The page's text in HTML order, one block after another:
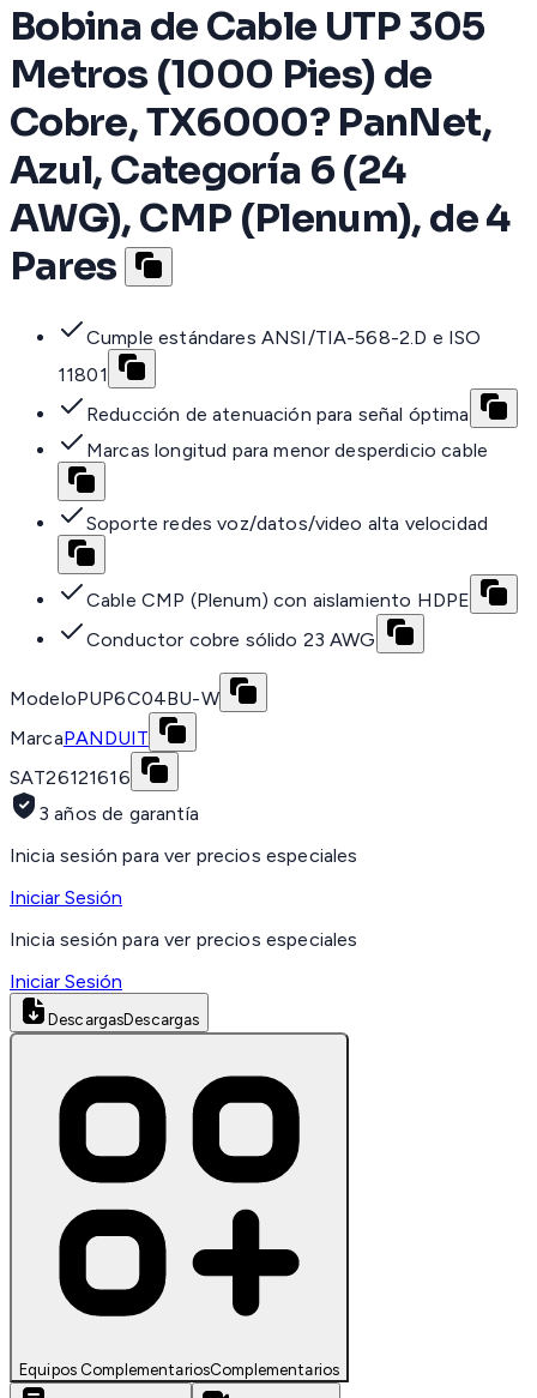
Bobina de Cable UTP 305
Metros (1000 Pies) de
Cobre, TX6000? PanNet,
Azul, Categoría 6 (24
AWG), CMP (Plenum), de 4
Pares
Cumple estándares ANSI/TIA-568-2.D e ISO
11801
Reducción de atenuación para señal óptima
Marcas longitud para menor desperdicio cable
Soporte redes voz/datos/video alta velocidad
Cable CMP (Plenum) con aislamiento HDPE
Conductor cobre sólido 23 AWG
ModeloPUP6C04BU-W
MarcaPANDUIT
SAT26121616
3 años de garantía
Inicia sesión para ver precios especiales
Iniciar Sesión
Inicia sesión para ver precios especiales
Iniciar Sesión
DescargasDescargas
Equipos ComplementariosComplementarios